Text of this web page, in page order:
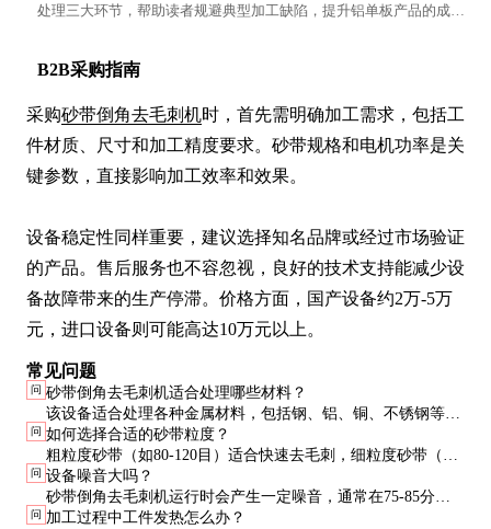
处理三大环节，帮助读者规避典型加工缺陷，提升铝单板产品的成型
B2B采购指南
采购砂带倒角去毛刺机时，首先需明确加工需求，包括工
件材质、尺寸和加工精度要求。砂带规格和电机功率是关
键参数，直接影响加工效率和效果。
设备稳定性同样重要，建议选择知名品牌或经过市场验证
的产品。售后服务也不容忽视，良好的技术支持能减少设
备故障带来的生产停滞。价格方面，国产设备约2万-5万
元，进口设备则可能高达10万元以上。
常见问题
问 砂带倒角去毛刺机适合处理哪些材料？
该设备适合处理各种金属材料，包括钢、铝、铜、不锈钢等。
对于硬度较高的材料，建议选用金刚石或碳化硅砂带。
问 如何选择合适的砂带粒度？
粗粒度砂带（如80-120目）适合快速去毛刺，细粒度砂带（如
180-240目）适合精加工和抛光。具体选择需根据工件要求和
表面质量决定。
问 设备噪音大吗？
砂带倒角去毛刺机运行时会产生一定噪音，通常在75-85分贝
之间。建议在噪音敏感环境中使用时采取隔音措施。
问 加工过程中工件发热怎么办？